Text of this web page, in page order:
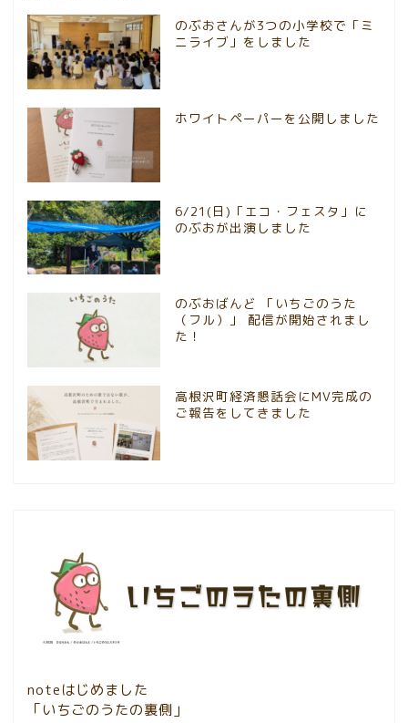
のぶおさんが3つの小学校で「ミ
ニライブ」をしました
ホワイトペーパーを公開しました
6/21(日)「エコ・フェスタ」に
のぶおが出演しました
のぶおばんど 「いちごのうた
（フル）」 配信が開始されまし
た！
高根沢町経済懇話会にMV完成の
ご報告をしてきました
noteはじめました
「いちごのうたの裏側」